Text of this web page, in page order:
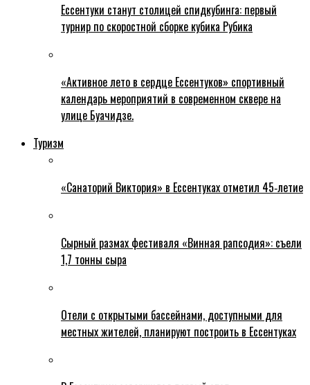
Ессентуки станут столицей спидкубинга: первый
турнир по скоростной сборке кубика Рубика
«Активное лето в сердце Ессентуков» спортивный
календарь мероприятий в современном сквере на
улице Буачидзе.
Туризм
«Санаторий Виктория» в Ессентуках отметил 45‑летие
Сырный размах фестиваля «Винная рапсодия»: съели
1,7 тонны сыра
Отели с открытыми бассейнами, доступными для
местных жителей, планируют построить в Ессентуках